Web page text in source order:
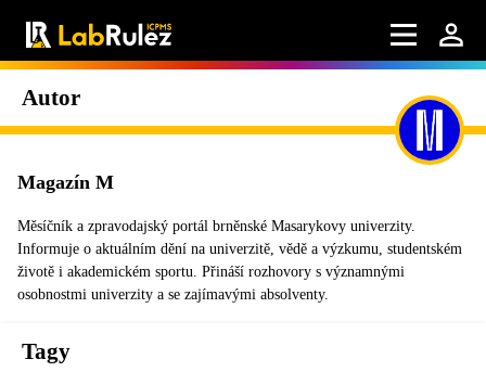
Autor
Magazín M
Měsíčník a zpravodajský portál brněnské Masarykovy univerzity.
Informuje o aktuálním dění na univerzitě, vědě a výzkumu, studentském
životě i akademickém sportu. Přináší rozhovory s významnými
osobnostmi univerzity a se zajímavými absolventy.
Tagy